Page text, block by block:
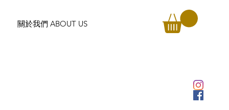
關於我們 ABOUT US